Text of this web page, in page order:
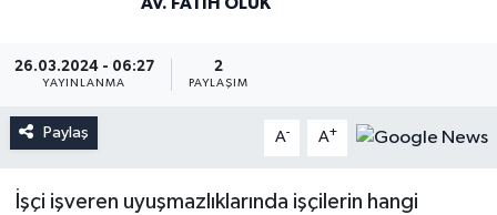
AV. FATIH OLUK
26.03.2024 - 06:27
YAYINLANMA
2
PAYLAŞIM
Paylaş A- A+
İşçi işveren uyuşmazlıklarında işçilerin hangi
Tüm Manşetler
Son Dakika Haberleri
Haber Arşivi